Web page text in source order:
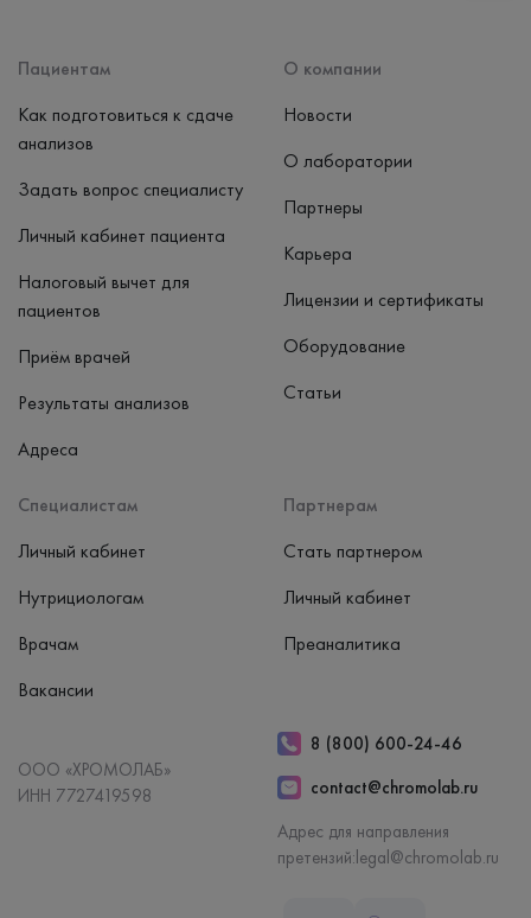
Пациентам
Как подготовиться к сдаче
анализов
Задать вопрос специалисту
Личный кабинет пациента
Налоговый вычет для
пациентов
Приём врачей
Результаты анализов
Адреса
Специалистам
Личный кабинет
Нутрициологам
Врачам
Вакансии
Партнерам
Стать партнером
Личный кабинет
Преаналитика
О компании
Новости
О лаборатории
Партнеры
Карьера
Лицензии и сертификаты
Оборудование
Статьи
ООО «ХРОМОЛАБ»
ИНН 7727419598
8 (800) 600-24-46
contact@chromolab.ru
Адрес для направления
претензий:legal@chromolab.ru